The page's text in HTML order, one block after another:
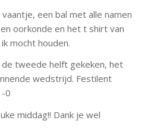
een bal met alle namen
oorkonde en het t shirt van
mocht houden.
tweede helft gekeken, het
wedstrijd. Festilent
0
middag!! Dank je wel